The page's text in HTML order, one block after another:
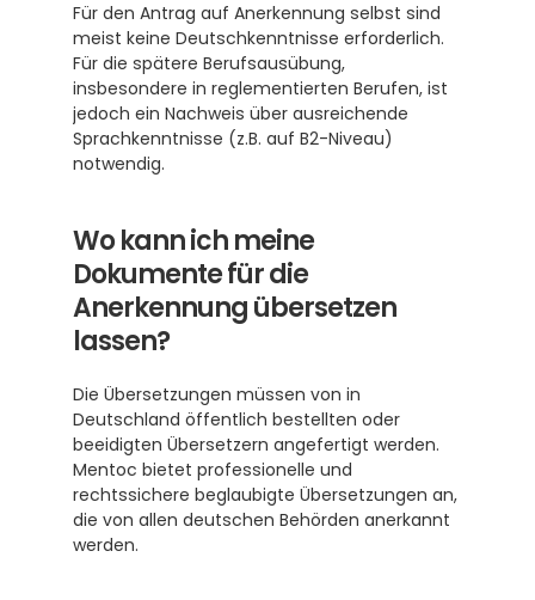
Für den Antrag auf Anerkennung selbst sind
meist keine Deutschkenntnisse erforderlich.
Für die spätere Berufsausübung,
insbesondere in reglementierten Berufen, ist
jedoch ein Nachweis über ausreichende
Sprachkenntnisse (z.B. auf B2-Niveau)
notwendig.
Wo kann ich meine
Dokumente für die
Anerkennung übersetzen
lassen?
Die Übersetzungen müssen von in
Deutschland öffentlich bestellten oder
beeidigten Übersetzern angefertigt werden.
Mentoc bietet professionelle und
rechtssichere beglaubigte Übersetzungen an,
die von allen deutschen Behörden anerkannt
werden.